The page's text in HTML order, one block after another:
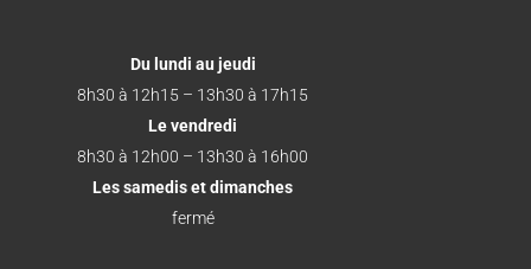
Du lundi au jeudi
8h30 à 12h15 – 13h30 à 17h15
Le vendredi
8h30 à 12h00 – 13h30 à 16h00
Les samedis et dimanches
fermé